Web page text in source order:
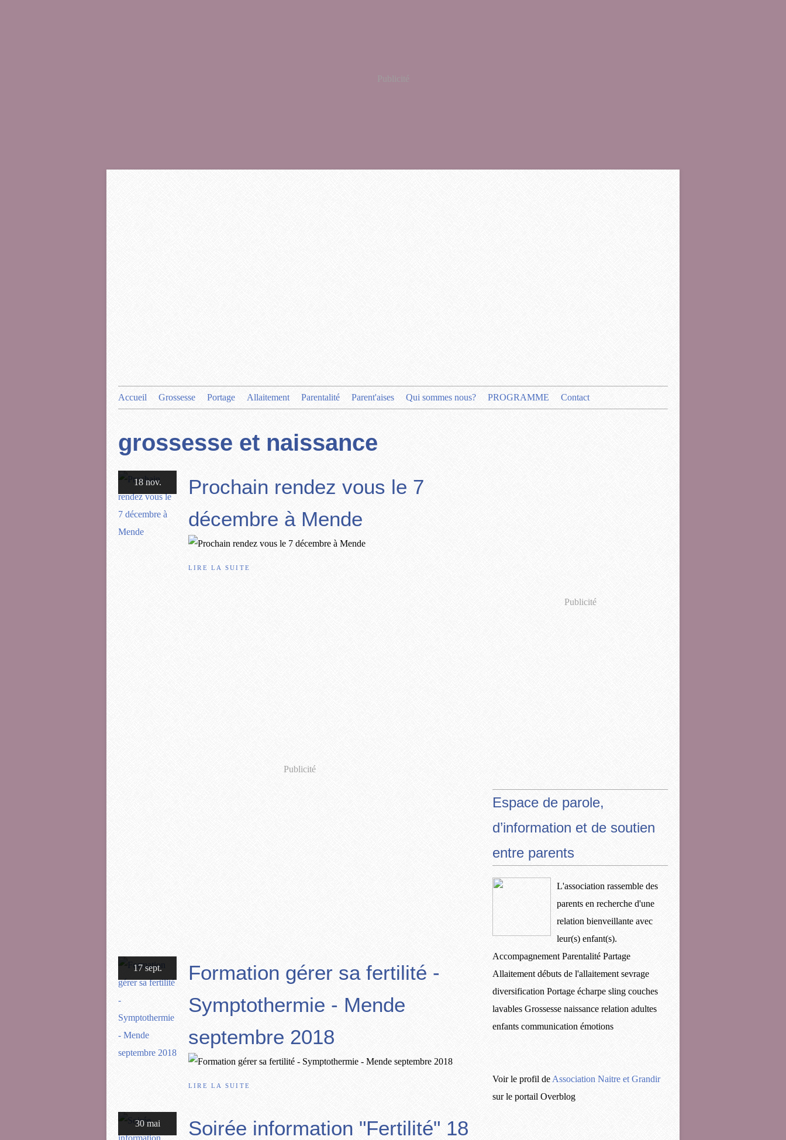
Publicité
Accueil Grossesse Portage Allaitement Parentalité Parent'aises Qui sommes nous? PROGRAMME Contact
grossesse et naissance
18 nov.
Prochain rendez vous le 7
décembre à Mende
LIRE LA SUITE
Publicité
17 sept.
Formation gérer sa fertilité -
Symptothermie - Mende
septembre 2018
LIRE LA SUITE
30 mai
Soirée information "Fertilité" 18
Publicité
Espace de parole,
d’information et de soutien
entre parents
L'association rassemble des
parents en recherche d'une
relation bienveillante avec
leur(s) enfant(s).
Accompagnement Parentalité Partage
Allaitement débuts de l'allaitement sevrage
diversification Portage écharpe sling couches
lavables Grossesse naissance relation adultes
enfants communication émotions
Voir le profil de Association Naitre et Grandir
sur le portail Overblog